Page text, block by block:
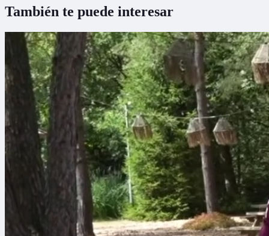
También te puede interesar